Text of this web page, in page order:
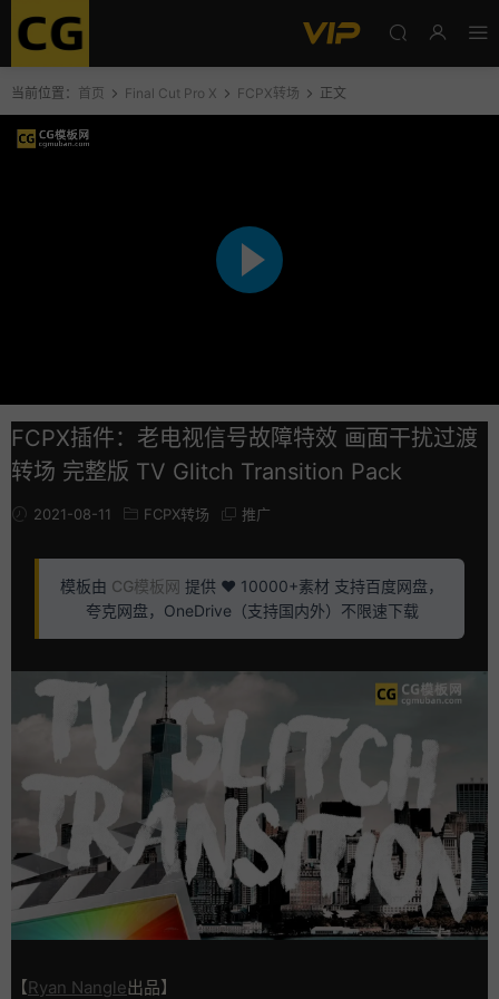
当前位置： 首页 Final Cut Pro X FCPX转场 正文
FCPX插件：老电视信号故障特效 画面干扰过渡
转场 完整版 TV Glitch Transition Pack
2021-08-11 FCPX转场 推广
模板由 CG模板网 提供 ❤️ 10000+素材 支持百度网盘，
夸克网盘，OneDrive（支持国内外）不限速下载
【Ryan Nangle出品】